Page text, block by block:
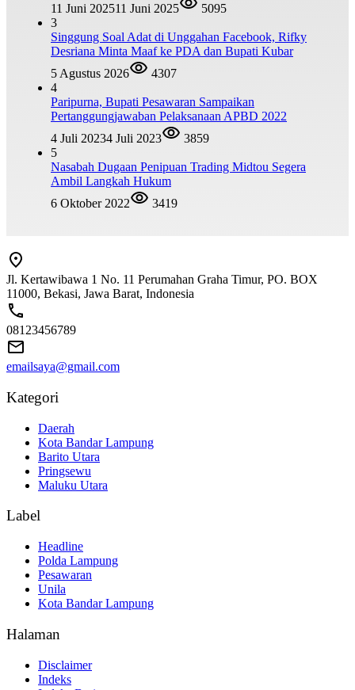
11 Juni 202511 Juni 2025
5095
3
Singgung Soal Adat di Unggahan Facebook, Rifky
Desriana Minta Maaf ke PDA dan Bupati Kubar
5 Agustus 2026
4307
4
Paripurna, Bupati Pesawaran Sampaikan
Pertanggungjawaban Pelaksanaan APBD 2022
4 Juli 20234 Juli 2023
3859
5
Nasabah Dugaan Penipuan Trading Midtou Segera
Ambil Langkah Hukum
6 Oktober 2022
3419
Jl. Kertawibawa 1 No. 11 Perumahan Graha Timur, PO. BOX
11000, Bekasi, Jawa Barat, Indonesia
08123456789
emailsaya@gmail.com
Kategori
Daerah
Kota Bandar Lampung
Barito Utara
Pringsewu
Maluku Utara
Label
Headline
Polda Lampung
Pesawaran
Unila
Kota Bandar Lampung
Halaman
Disclaimer
Indeks